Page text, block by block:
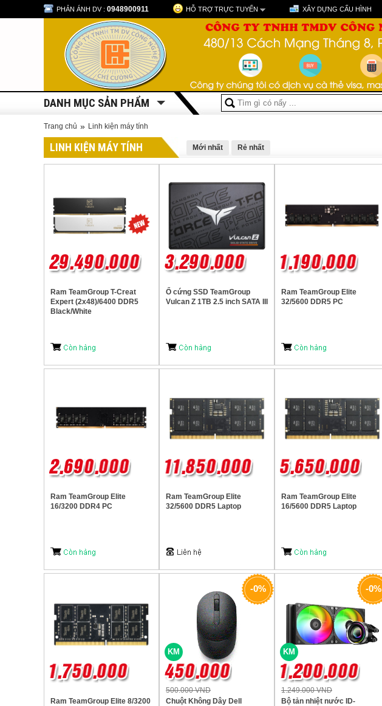
PHẢN ÁNH DV : 0948900911 HỖ TRỢ TRỰC TUYẾN XÂY DỰNG CẤU HÌNH
DANH MỤC SẢN PHẨM
Trang chủ » Linh kiện máy tính
LINH KIỆN MÁY TÍNH Mới nhất Rẻ nhất
Ram TeamGroup T-Creat
Expert (2x48)/6400 DDR5
Black/White
Ổ cứng SSD TeamGroup
Vulcan Z 1TB 2.5 inch SATA III
Ram TeamGroup Elite
32/5600 DDR5 PC
Ram TeamGroup Elite
16/3200 DDR4 PC
Ram TeamGroup Elite
32/5600 DDR5 Laptop
Ram TeamGroup Elite
16/5600 DDR5 Laptop
Ram TeamGroup Elite 8/3200
KM
500.000 VND
-0%
Chuột Không Dây Dell
KM
1.249.000 VND
-0%
Bộ tản nhiệt nước ID-